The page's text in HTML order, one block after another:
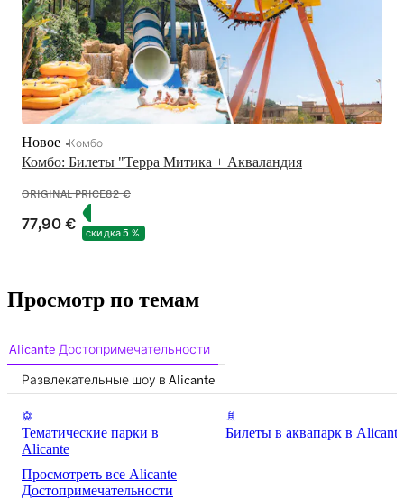
Комбо: Билеты "Терра Митика + Акваландия
Новое Комбо
ORIGINAL PRICE82 €
77,90 € скидка 5 %
Просмотр по темам
Alicante Достопримечательности
Развлекательные шоу в Alicante
Тематические парки в
Alicante
Билеты в аквапарк в Alicante
Просмотреть все Alicante
Достопримечательности